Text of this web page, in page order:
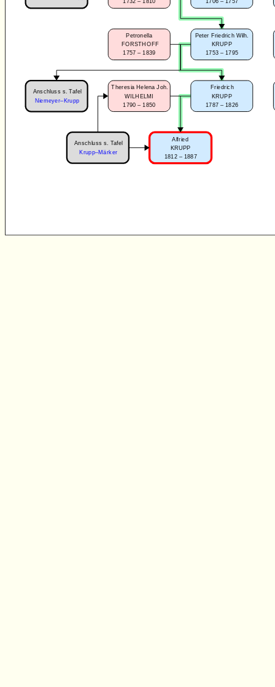
Alfried
KRUPP
1812 – 1887
Friedrich
KRUPP
1787 – 1826
Theresia Helena Joh.
WILHELMI
1790 – 1850
Peter Friedrich Wilh.
KRUPP
1753 – 1795
Petronella
FORSTHOFF
1757 – 1839
1706 – 1757
1732 – 1810
Anschluss s. Tafel
Krupp–Märker
Anschluss s. Tafel
Niemeyer–Krupp